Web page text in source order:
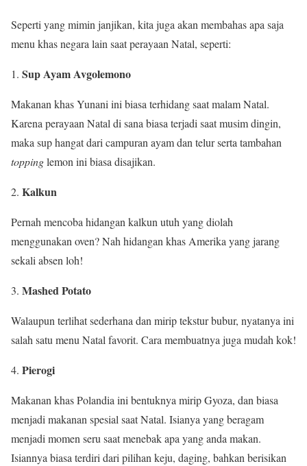
Seperti yang mimin janjikan, kita juga akan membahas apa saja
menu khas negara lain saat perayaan Natal, seperti:
Sup Ayam Avgolemono
Makanan khas Yunani ini biasa terhidang saat malam Natal.
Karena perayaan Natal di sana biasa terjadi saat musim dingin,
maka sup hangat dari campuran ayam dan telur serta tambahan
toppinglemon ini biasa disajikan.
Kalkun
Pernah mencoba hidangan kalkun utuh yang diolah
menggunakan oven? Nah hidangan khas Amerika yang jarang
sekali absen loh!
Mashed Potato
Walaupun terlihat sederhana dan mirip tekstur bubur, nyatanya ini
salah satu menu Natal favorit. Cara membuatnya juga mudah kok!
Pierogi
Makanan khas Polandia ini bentuknya mirip Gyoza, dan biasa
menjadi makanan spesial saat Natal. Isianya yang beragam
menjadi momen seru saat menebak apa yang anda makan.
Isiannya biasa terdiri dari pilihan keju, daging, bahkan berisikan